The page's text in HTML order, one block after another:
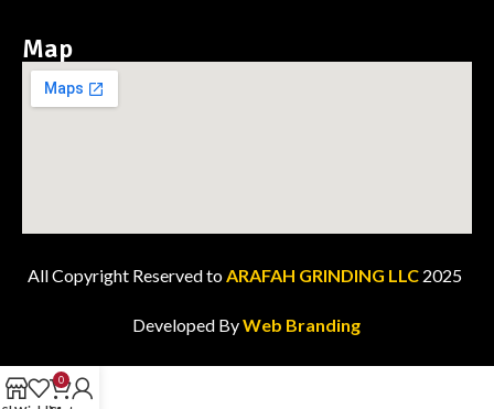
Map
All Copyright Reserved toARAFAH GRINDING LLC 2025
Developed ByWeb Branding
0